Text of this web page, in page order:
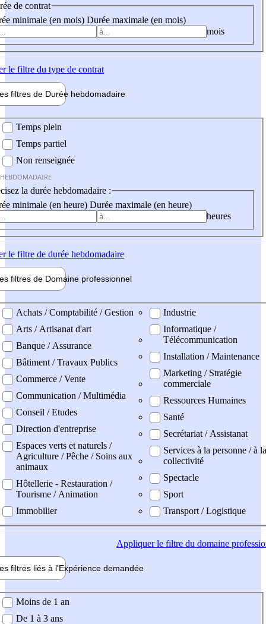
de contrat
minimale (en mois) Durée maximale (en mois)
mois
le filtre du type de contrat
filtres de Durée hebdomadaire
Temps plein
Temps partiel
Non renseignée
la durée hebdomadaire :
minimale (en heure) Durée maximale (en heure)
heures
le filtre de durée hebdomadaire
filtres de Domaine professionnel
professionel
Achats / Comptabilité / Gestion
Arts / Artisanat d'art
Banque / Assurance
Bâtiment / Travaux Publics
Commerce / Vente
Communication / Multimédia
Conseil / Etudes
Direction d'entreprise
Espaces verts et naturels /
Agriculture / Pêche / Soins aux
animaux
Hôtellerie - Restauration /
Tourisme / Animation
Immobilier
Industrie
Informatique /
Télécommunication
Installation / Maintenance
Marketing / Stratégie
commerciale
Ressources Humaines
Santé
Secrétariat / Assistanat
Services à la personne / à la
collectivité
Spectacle
Sport
Transport / Logistique
Appliquerle filtre du domaine
filtres liés à l'Expérience demandée
demandée
Moins de 1 an
De 1 à 3 ans